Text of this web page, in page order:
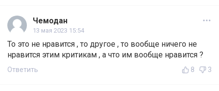
Чемодан
13 мая 2023 15:54
То это не нравится , то другое , то вообще ничего не
нравится этим критикам , а что им вообще нравится ?
Ответить 8 3